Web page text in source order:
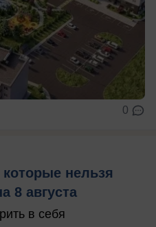
0
нельзя
8 августа
в себя